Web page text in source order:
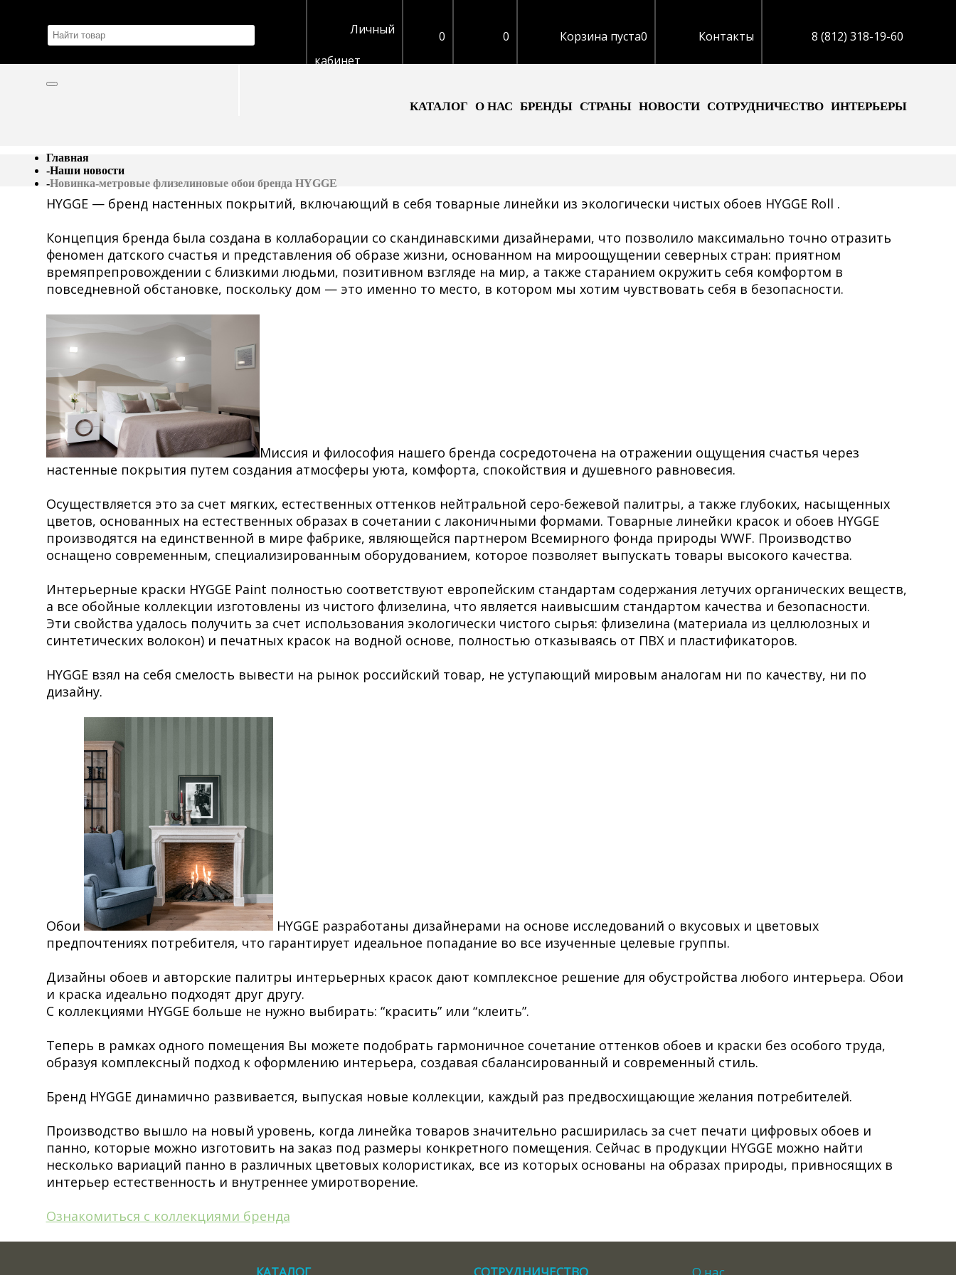
Личный
кабинет
0 0 Корзина пуста0 Контакты 8 (812) 318-19-60
КАТАЛОГ О НАС БРЕНДЫ СТРАНЫ НОВОСТИ СОТРУДНИЧЕСТВО ИНТЕРЬЕРЫ
Главная
-Наши новости
-Новинка-метровые флизелиновые обои бренда HYGGE
HYGGE — бренд настенных покрытий, включающий в себя товарные линейки из экологически чистых обоев HYGGE Roll .
Концепция бренда была создана в коллаборации со скандинавскими дизайнерами, что позволило максимально точно отразить
феномен датского счастья и представления об образе жизни, основанном на мироощущении северных стран: приятном
времяпрепровождении с близкими людьми, позитивном взгляде на мир, а также старанием окружить себя комфортом в
повседневной обстановке, поскольку дом — это именно то место, в котором мы хотим чувствовать себя в безопасности.
Миссия и философия нашего бренда сосредоточена на отражении ощущения счастья через
настенные покрытия путем создания атмосферы уюта, комфорта, спокойствия и душевного равновесия.
Осуществляется это за счет мягких, естественных оттенков нейтральной серо-бежевой палитры, а также глубоких, насыщенных
цветов, основанных на естественных образах в сочетании с лаконичными формами. Товарные линейки красок и обоев HYGGE
производятся на единственной в мире фабрике, являющейся партнером Всемирного фонда природы WWF. Производство
оснащено современным, специализированным оборудованием, которое позволяет выпускать товары высокого качества.
Интерьерные краски HYGGE Paint полностью соответствуют европейским стандартам содержания летучих органических веществ,
а все обойные коллекции изготовлены из чистого флизелина, что является наивысшим стандартом качества и безопасности.
Эти свойства удалось получить за счет использования экологически чистого сырья: флизелина (материала из целлюлозных и
синтетических волокон) и печатных красок на водной основе, полностью отказываясь от ПВХ и пластификаторов.
HYGGE взял на себя смелость вывести на рынок российский товар, не уступающий мировым аналогам ни по качеству, ни по
дизайну.
Обои
HYGGE разработаны дизайнерами на основе исследований о вкусовых и цветовых
предпочтениях потребителя, что гарантирует идеальное попадание во все изученные целевые группы.
Дизайны обоев и авторские палитры интерьерных красок дают комплексное решение для обустройства любого интерьера. Обои
и краска идеально подходят друг другу.
С коллекциями HYGGE больше не нужно выбирать: “красить” или “клеить”.
Теперь в рамках одного помещения Вы можете подобрать гармоничное сочетание оттенков обоев и краски без особого труда,
образуя комплексный подход к оформлению интерьера, создавая сбалансированный и современный стиль.
Бренд HYGGE динамично развивается, выпуская новые коллекции, каждый раз предвосхищающие желания потребителей.
Производство вышло на новый уровень, когда линейка товаров значительно расширилась за счет печати цифровых обоев и
панно, которые можно изготовить на заказ под размеры конкретного помещения. Сейчас в продукции HYGGE можно найти
несколько вариаций панно в различных цветовых колористиках, все из которых основаны на образах природы, привносящих в
интерьер естественность и внутреннее умиротворение.
Ознакомиться с коллекциями бренда